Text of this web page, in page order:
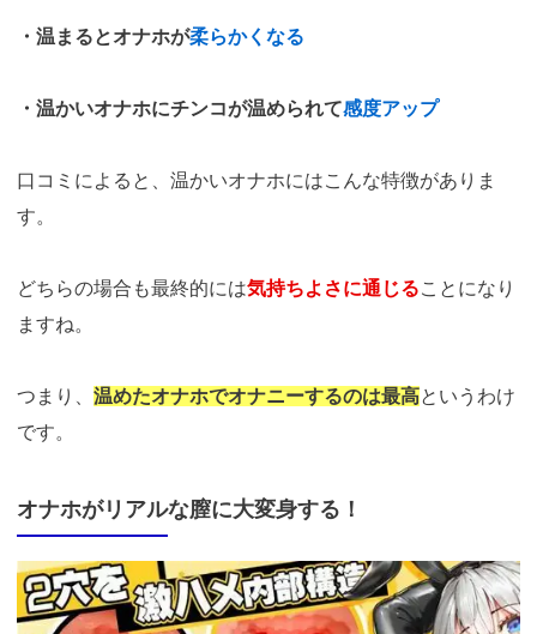
・温まるとオナホが柔らかくなる
・温かいオナホにチンコが温められて感度アップ
口コミによると、温かいオナホにはこんな特徴がありま
す。
どちらの場合も最終的には気持ちよさに通じることになり
ますね。
つまり、 温めたオナホでオナニーするのは最高というわけ
です。
オナホがリアルな膣に大変身する！